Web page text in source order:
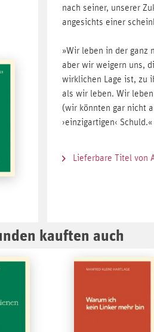
nach seiner, unserer
angesichts einer
»Wir leben in der ganz
aber wir weigern uns,
wirklichen Lage ist, zu
als wir leben. Wir
(wir könnten gar nicht
›einzigartigen‹ Schuld.«
Lieferbare Titel von
kauften auch